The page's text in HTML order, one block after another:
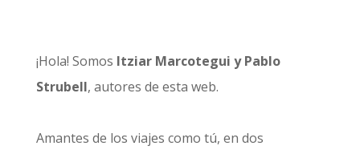
¡Hola! Somos Itziar Marcotegui y Pablo
Strubell, autores de esta web.
Amantes de los viajes como tú, en dos